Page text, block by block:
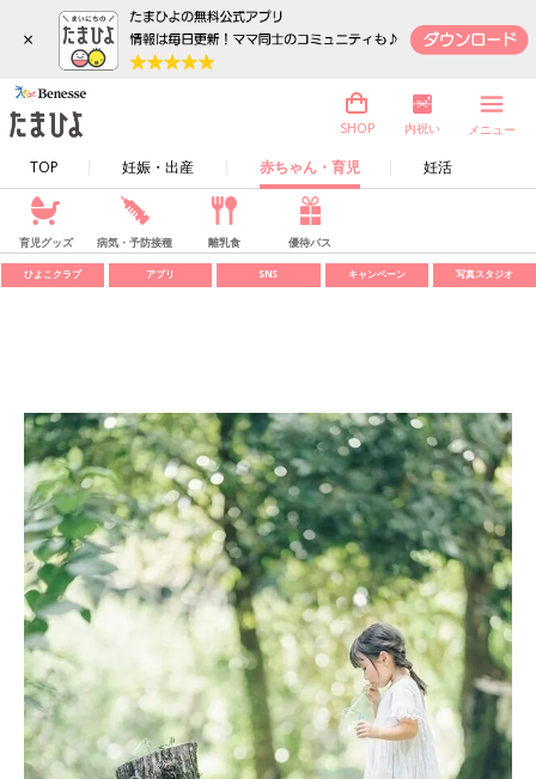
×
TOP 妊娠・出産 赤ちゃん・育児 妊活
SHOP 内祝い メニュー
育児グッズ 病気・予防接種 離乳食 優待パス
ひよこクラブ アプリ SNS キャンペーン 写真スタジオ